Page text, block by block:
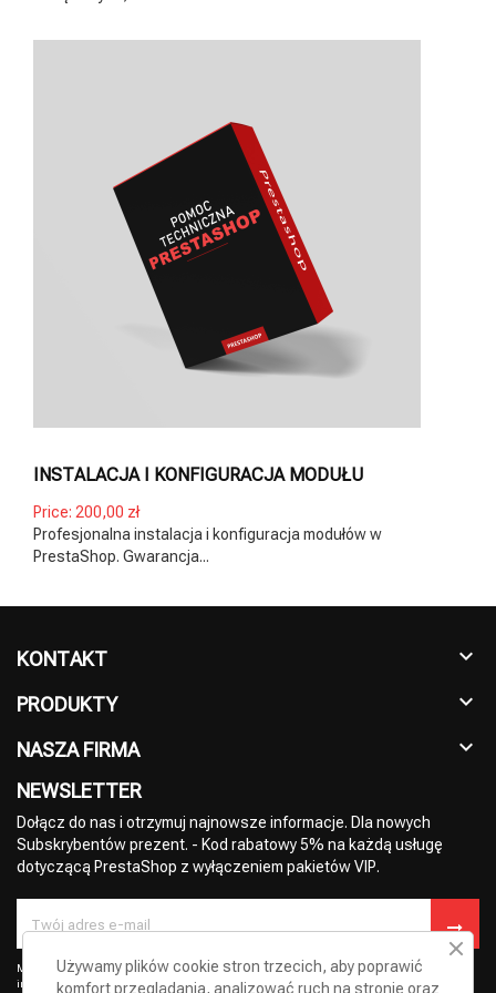
INSTALACJA I KONFIGURACJA MODUŁU
Price: 200,00 zł
Profesjonalna instalacja i konfiguracja modułów w
PrestaShop. Gwarancja...
KONTAKT 
PRODUKTY 
NASZA FIRMA 
NEWSLETTER
Dołącz do nas i otrzymuj najnowsze informacje. Dla nowych
Subskrybentów prezent. - Kod rabatowy 5% na każdą usługę
dotyczącą PrestaShop z wyłączeniem pakietów VIP.
Możesz zrezygnować w każdej chwili. W tym celu należy odnaleźć szczegóły w naszej
informacji prawnej.
Używamy plików cookie stron trzecich, aby poprawić
komfort przeglądania, analizować ruch na stronie oraz